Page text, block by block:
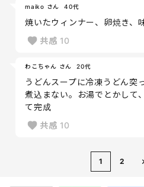
maiko さん 40代
焼いたウィンナー、卵焼き、
共感 10
わこちゃん さん 20代
うどんスープに冷凍うどん突
煮込まない。お湯でとかして
て完成
共感 10
1 2